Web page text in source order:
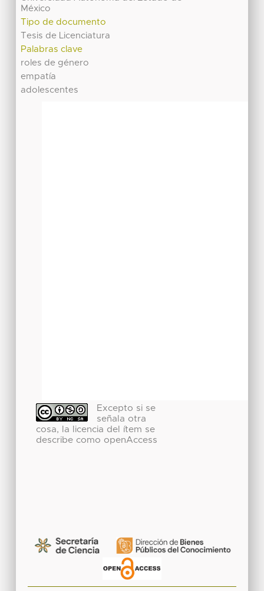
México
Tipo de documento
Tesis de Licenciatura
Palabras clave
roles de género
empatía
adolescentes
Excepto si se
señala otra
cosa, la licencia del ítem se
describe como openAccess